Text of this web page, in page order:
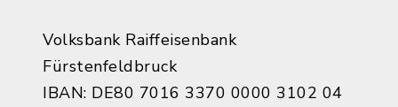
Volksbank Raiffeisenbank
Fürstenfeldbruck
IBAN: DE80 7016 3370 0000 3102 04